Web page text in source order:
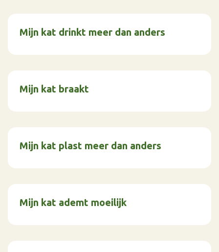
Mijn kat drinkt meer dan anders
Mijn kat braakt
Mijn kat plast meer dan anders
Mijn kat ademt moeilijk